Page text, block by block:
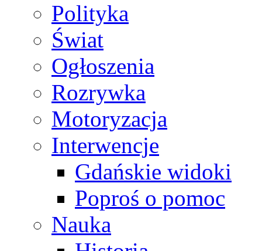
Polityka
Świat
Ogłoszenia
Rozrywka
Motoryzacja
Interwencje
Gdańskie widoki
Poproś o pomoc
Nauka